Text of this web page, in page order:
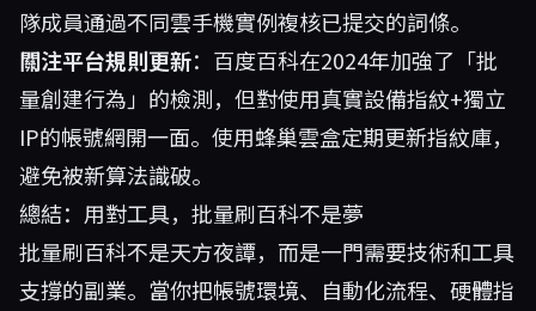
隊成員通過不同雲手機實例複核已提交的詞條。
關注平台規則更新：百度百科在2024年加強了「批
量創建行為」的檢測，但對使用真實設備指紋+獨立
IP的帳號網開一面。使用蜂巢雲盒定期更新指紋庫，
避免被新算法識破。
總結：用對工具，批量刷百科不是夢
批量刷百科不是天方夜譚，而是一門需要技術和工具
支撐的副業。當你把帳號環境、自動化流程、硬體指